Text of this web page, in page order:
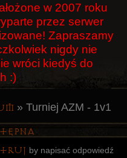
w 2007 roku
przez serwer
Zapraszamy
nigdy nie
wróci kiedyś do
:)
»Turniej AZM - 1v1
by napisać odpowiedź